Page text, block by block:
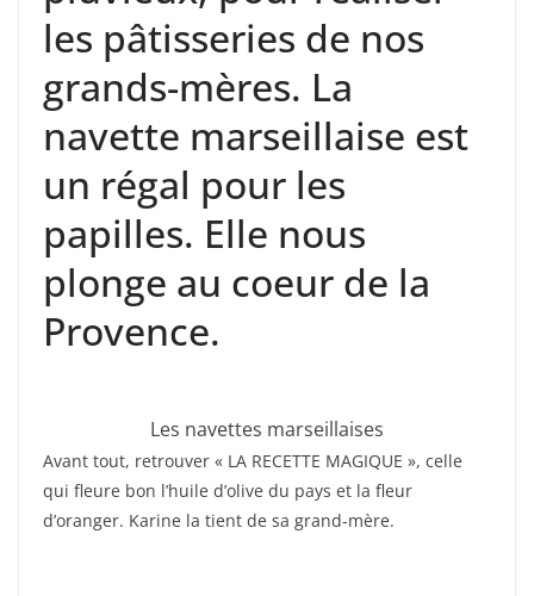
les pâtisseries de nos
grands-mères. La
navette marseillaise est
un régal pour les
papilles. Elle nous
plonge au coeur de la
Provence.
Les navettes marseillaises
Avant tout, retrouver « LA RECETTE MAGIQUE », celle
qui fleure bon l’huile d’olive du pays et la fleur
d’oranger. Karine la tient de sa grand-mère.